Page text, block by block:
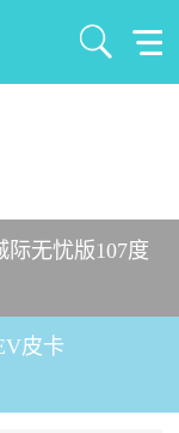
际无忧版107度
皮卡